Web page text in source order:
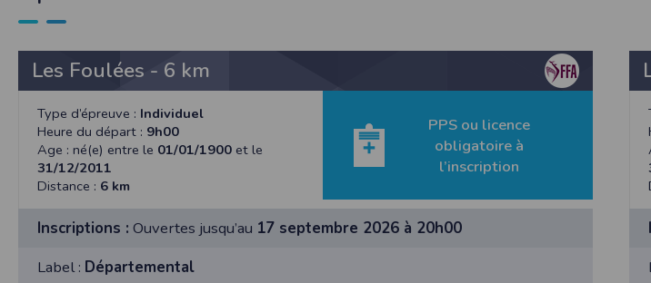
Les Foulées - 6 km
Type d’épreuve : Individuel
Heure du départ : 9h00
Age : né(e) entre le 01/01/1900 et le
31/12/2011
Distance : 6 km
PPS ou licence
obligatoire à
l’inscription
Inscriptions : Ouvertes jusqu’au 17 septembre 2026 à 20h00
Label : Départemental
F.F.A :Pour ce qui concerne les épreuves d’athlétisme, les résultats sont transmis à la
Conditions d’utilisation - Mentions légales - Déclaration CNIL n°2155789
Conformément à la loi « informatique et libertés » du 6 janvier 1978 modifiée, vous
Vous pouvez accèder aux informations vous concernanten nous contactant ici .Vous
données vous concernant.